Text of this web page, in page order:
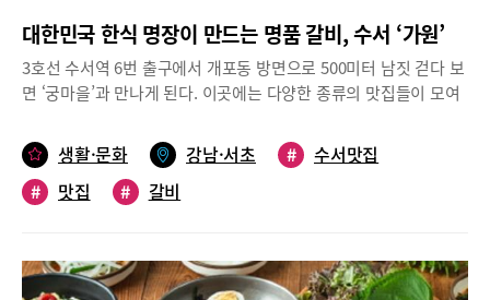
대한민국 한식 명장이 만드는 명품 갈비, 수서 ‘가원’
3호선 수서역 6번 출구에서 개포동 방면으로 500미터 남짓 걷다 보
면 ‘궁마을’과 만나게 된다. 이곳에는 다양한 종류의 맛집들이 모여
있기로 소문난 ‘가원’이 우뚝 서 있다.16년 동안 사랑받아온 숯불갈
비 맛집대모산을 등지고 있는 ‘궁마을’은 강남구 내 다른 지역보다
녹지가 많고 경관이 아름답기로 유명하다. ‘가원’의 소병영 대표는
단독주택을 구입하여 지금의 4층 건물을 지었으며 1층은 주차장,
2~3층은 식당, 4층은 직원들의 휴게공간으로 사용하고 있다고 설명
생활·문화 강남·서초 #
수서맛집
#
맛집 # 갈비